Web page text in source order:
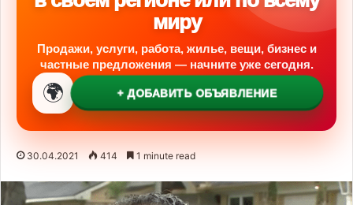
миру
Продажи, услуги, работа, жилье, вещи, бизнес и
частные предложения — начните уже сегодня.
🌍 + ДОБАВИТЬ ОБЪЯВЛЕНИЕ
30.04.2021 414 1 minute read